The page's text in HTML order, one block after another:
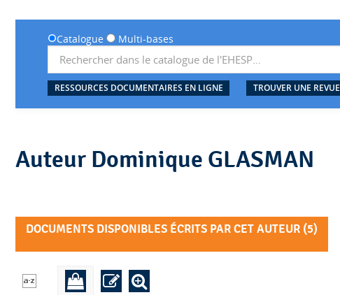
Catalogue Multi-bases
RESSOURCES DOCUMENTAIRES EN LIGNE TROUVER UNE REVUE
Auteur Dominique GLASMAN
DOCUMENTS DISPONIBLES ÉCRITS PAR CET AUTEUR (5)